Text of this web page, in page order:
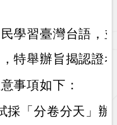
學習臺灣台語，
特舉辦旨揭認證
事項如下：
採「分卷分天」